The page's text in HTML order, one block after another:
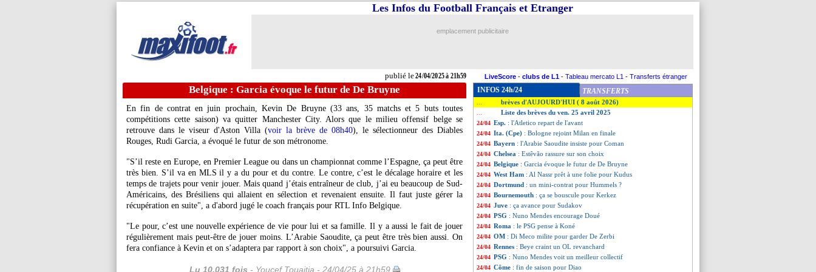
publié le24/04/2025 à 21h59
Les Infos du Football Français et Etranger
emplacement publicitaire
LiveScore - clubs de L1 - Tableau mercato L1 - Transferts étranger
Belgique : Garcia évoque le futur de De Bruyne
En fin de contrat en juin prochain, KevinDe Bruyne(33 ans, 35 matchs et 5 buts toutes
compétitions cette saison) va quitter Manchester City. Alors que le milieu offensif belge se
retrouve dans le viseur d'Aston Villa (voir la brève de 08h40), le sélectionneur des Diables
Rouges, Rudi Garcia, a évoqué le futur de son métronome.
"S’il reste en Europe, en Premier League ou dans un championnat comme l’Espagne, ça peut être
très bien. S’il va en MLS il y a du pour et du contre. Le contre, c’est le décalage horaire et les
temps de trajets pour venir jouer. Mais quand j’étais entraîneur de club, j’ai eu beaucoup de Sud-
Américains, des Brésiliens qui allaient en sélection et revenaient ensuite. Il faut juste gérer la
récupération en suite", a d'abord jugé le coach français pour RTL Info Belgique.
"Le pour, c’est une nouvelle expérience de vie pour lui et sa famille. Il y a aussi le fait de jouer
régulièrement mais peut-être de jouer moins. L’Arabie Saoudite, ça peut être très bien aussi. On
fera confiance à Kevin et on s’adaptera par rapport à son choix", a poursuivi Garcia.
Lu 10.031 fois - Youcef Touaitia - 24/04/25 à 21h59
INFOS 24h/24 TRANSFERTS
brèves d'AUJOURD'HUI ( 8 août 2026)
Liste des brèves du ven. 25 avril 2025
24/04 Esp. : l'Atletico repart de l'avant
24/04 Ita. (Cpe) : Bologne rejoint Milan en finale
24/04 Bayern : l'Arabie Saoudite insiste pour Coman
24/04 Chelsea : Estêvão rassure sur son choix
24/04 Belgique : Garcia évoque le futur de De Bruyne
24/04 West Ham : Al Nassr prêt à une folie pour Kudus
24/04 Dortmund : un mini-contrat pour Hummels ?
24/04 Bournemouth : ça se bouscule pour Kerkez
24/04 Juve : ça avance pour Sudakov
24/04 PSG : Nuno Mendes encourage Doué
24/04 Roma : le PSG pense à Koné
24/04 OM : Di Meco milite pour garder De Zerbi
24/04 Rennes : Beye craint un OL revanchard
24/04 PSG : Nuno Mendes voit un meilleur collectif
24/04 Côme : fin de saison pour Diao